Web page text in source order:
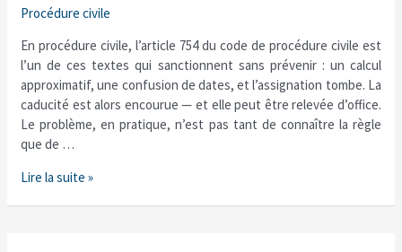
Procédure civile
En procédure civile, l’article 754 du code de procédure civile est
l’un de ces textes qui sanctionnent sans prévenir : un calcul
approximatif, une confusion de dates, et l’assignation tombe. La
caducité est alors encourue — et elle peut être relevée d’office.
Le problème, en pratique, n’est pas tant de connaître la règle
que de …
jours
de
l’article
754
CPC
?
Lire la suite »